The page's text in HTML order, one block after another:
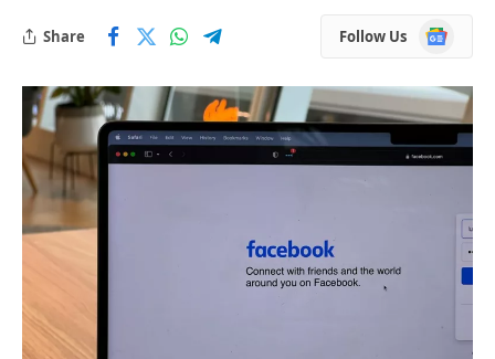
Share Follow Us
Google
News